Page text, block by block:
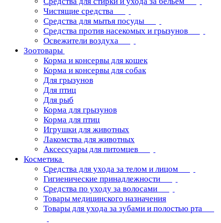
Чистящие средства
Средства для мытья посуды
Средства против насекомых и грызунов
Освежители воздуха
Зоотовары
Корма и консервы для кошек
Корма и консервы для собак
Для грызунов
Для птиц
Для рыб
Корма для грызунов
Корма для птиц
Игрушки для животных
Лакомства для животных
Аксессуары для питомцев
Косметика
Средства для ухода за телом и лицом
Гигиенические принадлежности
Средства по уходу за волосами
Товары медицинского назначения
Товары для ухода за зубами и полостью рта